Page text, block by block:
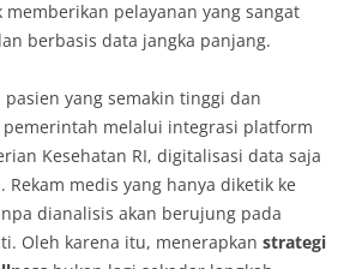
pelayanan yang sangat
berbasis data jangka panjang.
yang semakin tinggi dan
melalui integrasi platform
Kesehatan RI, digitalisasi data saja
Rekam medis yang hanya diketik ke
dianalisis akan berujung pada
Oleh karena itu, menerapkan strategi